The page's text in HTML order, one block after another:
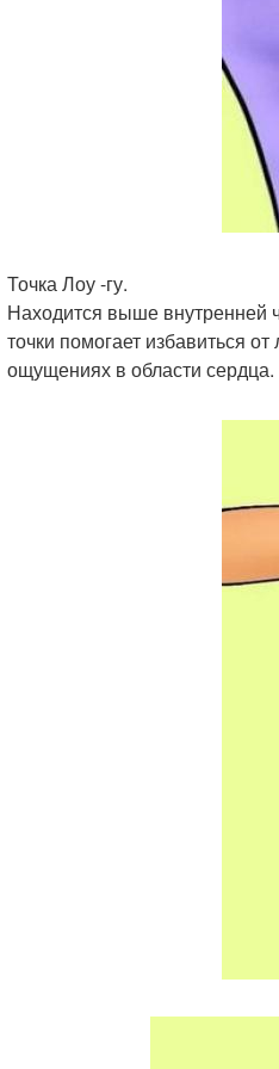
Точка Лоу -гу.
Находится выше внутренней
точки помогает избавиться
ощущениях в области сердца.